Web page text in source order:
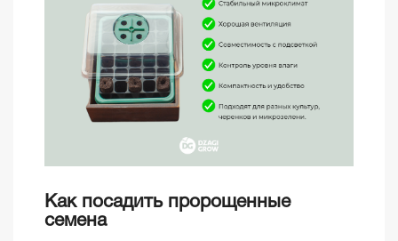
Как посадить пророщенные
семена